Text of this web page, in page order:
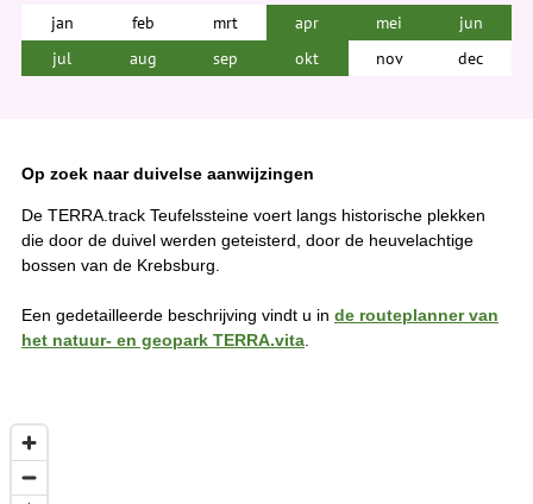
jan feb mrt apr mei
jun
jul
aug sep okt nov dec
Op zoek naar duivelse aanwijzingen
De TERRA.track Teufelssteine voert langs historische plekken
die door de duivel werden geteisterd, door de heuvelachtige
bossen van de Krebsburg.
Een gedetailleerde beschrijving vindt u in de routeplanner van
het natuur- en geopark TERRA.vita